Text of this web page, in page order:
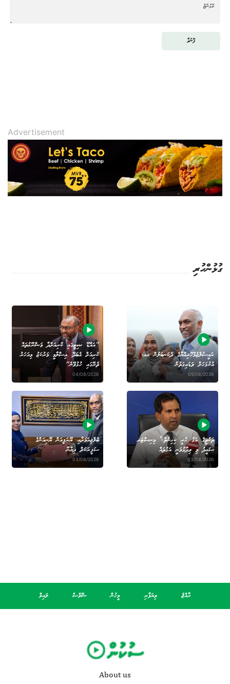
ފޮނުވާ
Advertisement
ގުޅުންހުރި
ރައީސުލްޖުމްހޫރިއްޔާގެ ދެކަނބަލުން އއ.
އުކުޅަހަށް ވަޑައިގަތުން
05/08/2026
"އައްޑޫ ސިޓީގައި ކުރިއަށްދާ މަޝްރޫޢުތައް
ކުރިއަށް އެބަދޭ، އިސްލާމީ މަރުކަޒު މިއަހަރު
ތެރޭގައި ހުޅުވޭނެ"
04/08/2026
ތަކެތީގެ އަގު ހުރީ ކިހިނެތް؟ މިނިސްޓަރ
ސަޢީދު މި ވިދާޅުވަނީ އަގުތައް
03/08/2026
ބެލްޖިއަމަށާއި، ޔޫރަޕިއަން ޔޫނިއަންގެ
ސަފީރަކަށް ދިޔާނާ
03/08/2026
ރާއްޖެ ވިޔަފާރި މީހުން ޝޮވްސް ލައިވް
About us